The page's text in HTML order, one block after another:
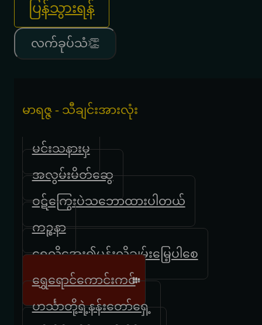
ပြန်သွားရန်
လက်ခုပ်သံ👏
မာရဇ္ဇ - သီချင်းအားလုံး
မင်းသနားမှ
အလွမ်းမိတ်ဆွေ
ဝဋ်ကြွေးပဲသဘောထားပါတယ်
ကဉ္စနာ
ရေလိုအေး၍ပန်းလိုချမ်းမြေ့ပါစေ
ရွှေရောင်ကောင်းကင်
ဟင်္သာတို့ရဲ့နန်းတော်ရှေ့